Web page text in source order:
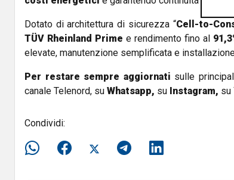
Dotato di architettura di sicurezza “Cell-to-
TÜV Rheinland Prime e rendimento fino al
elevate, manutenzione semplificata e
Per restare sempre aggiornati sulle
canale Telenord, su Whatsapp, su Instagram, su
Condividi: